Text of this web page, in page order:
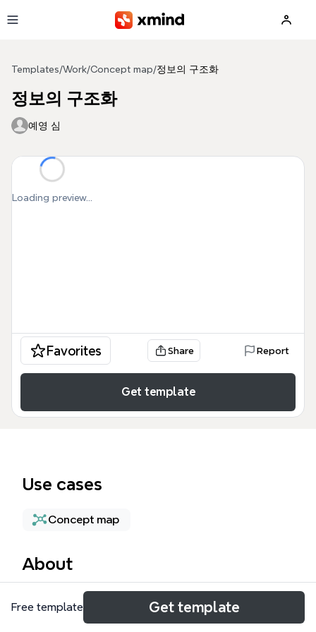
Templates/Work/Concept map/정보의 구조화
정보의 구조화
예영 심
Loading preview...
Favorites Share Report
Get template
Use cases
Concept map
About
정보의 구조화 마인드맵 템플릿은 복잡한 데이터를 체
계적으로 분류하고 시각화하는 핵심 원리를 다룹니다.
Free template Get template